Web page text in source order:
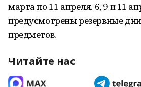
марта по 11 апреля. 6, 9 и 11
предусмотрены резервные
предметов.
Читайте нас